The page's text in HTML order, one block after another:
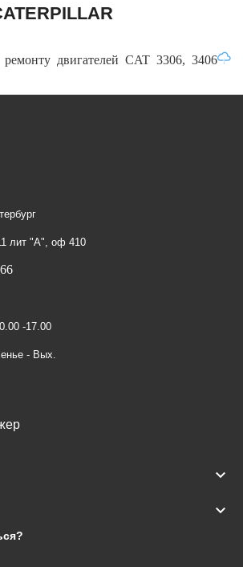
ремонту двигателей CAT 3306, 3406
лит "А", оф 410
-17.00
- Вых.
keyboard_arrow_down
keyboard_arrow_down